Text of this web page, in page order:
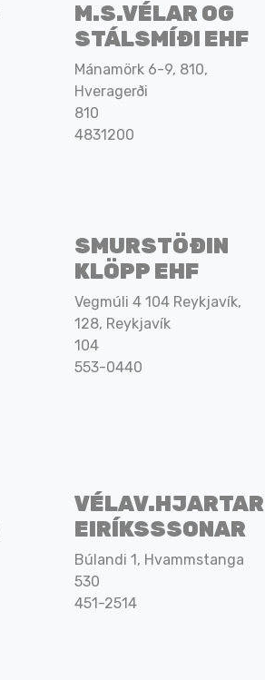
M.S.VÉLAR OG
STÁLSMÍÐI EHF
Mánamörk 6-9, 810,
Hveragerði
810
4831200
SMURSTÖÐIN
KLÖPP EHF
Vegmúli 4 104 Reykjavík,
128, Reykjavík
104
553-0440
VÉLAV.HJARTAR
EIRÍKSSSONAR
Búlandi 1, Hvammstanga
530
451-2514